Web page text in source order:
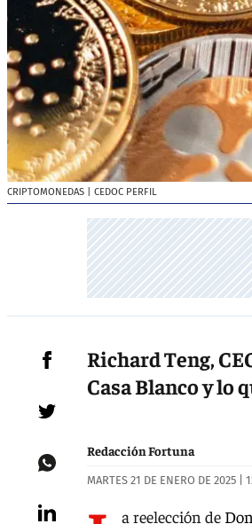
CRIPTOMONEDAS | CEDOC PERFIL
Richard Teng,
Casa Blanco y lo
Redacción Fortuna
MARTES 21 DE ENERO DE 2025 |
a reelección de